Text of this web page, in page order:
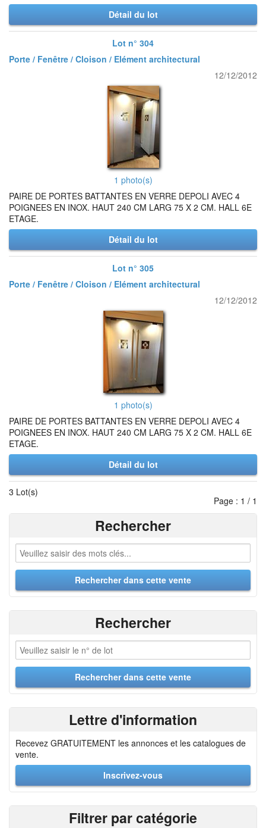
Détail du lot
Lot n° 304
Porte / Fenêtre / Cloison / Elément architectural
12/12/2012
1 photo(s)
PAIRE DE PORTES BATTANTES EN VERRE DEPOLI AVEC 4
POIGNEES EN INOX. HAUT 240 CM LARG 75 X 2 CM. HALL 6E
ETAGE.
Détail du lot
Lot n° 305
Porte / Fenêtre / Cloison / Elément architectural
12/12/2012
1 photo(s)
PAIRE DE PORTES BATTANTES EN VERRE DEPOLI AVEC 4
POIGNEES EN INOX. HAUT 240 CM LARG 75 X 2 CM. HALL 6E
ETAGE.
Détail du lot
3 Lot(s)
Page : 1 / 1
Rechercher
Rechercher
Lettre d'information
Recevez GRATUITEMENT les annonces et les catalogues de
vente.
Inscrivez-vous
Filtrer par catégorie